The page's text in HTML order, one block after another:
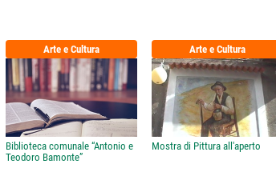
Arte e Cultura
Biblioteca comunale “Antonio e
Teodoro Bamonte”
Arte e Cultura
Mostra di Pittura all'aperto